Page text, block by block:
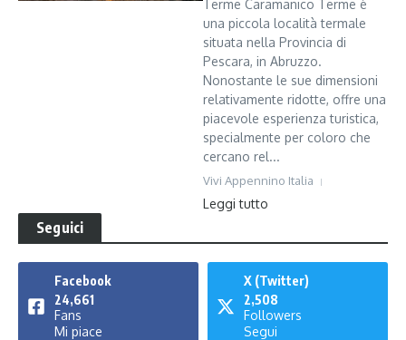
Terme Caramanico Terme è
una piccola località termale
situata nella Provincia di
Pescara, in Abruzzo.
Nonostante le sue dimensioni
relativamente ridotte, offre una
piacevole esperienza turistica,
specialmente per coloro che
cercano rel...
Vivi Appennino Italia
Leggi tutto
Seguici
Facebook
24,661
Fans
Mi piace
X (Twitter)
2,508
Followers
Segui